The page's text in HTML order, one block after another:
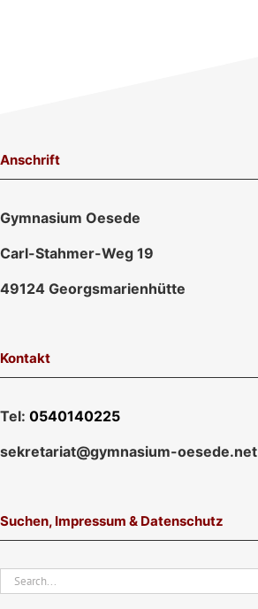
Anschrift
Gymnasium Oesede
Carl-Stahmer-Weg 19
49124 Georgsmarienhütte
Kontakt
Tel: 0540140225
sekretariat@gymnasium-oesede.net
Suchen, Impressum & Datenschutz
Suche
nach: